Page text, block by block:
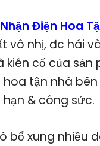
Điện Hoa
vô nhị, đc hái
cố của sản
tận nhà
& công sức.
bổ xung nhiều